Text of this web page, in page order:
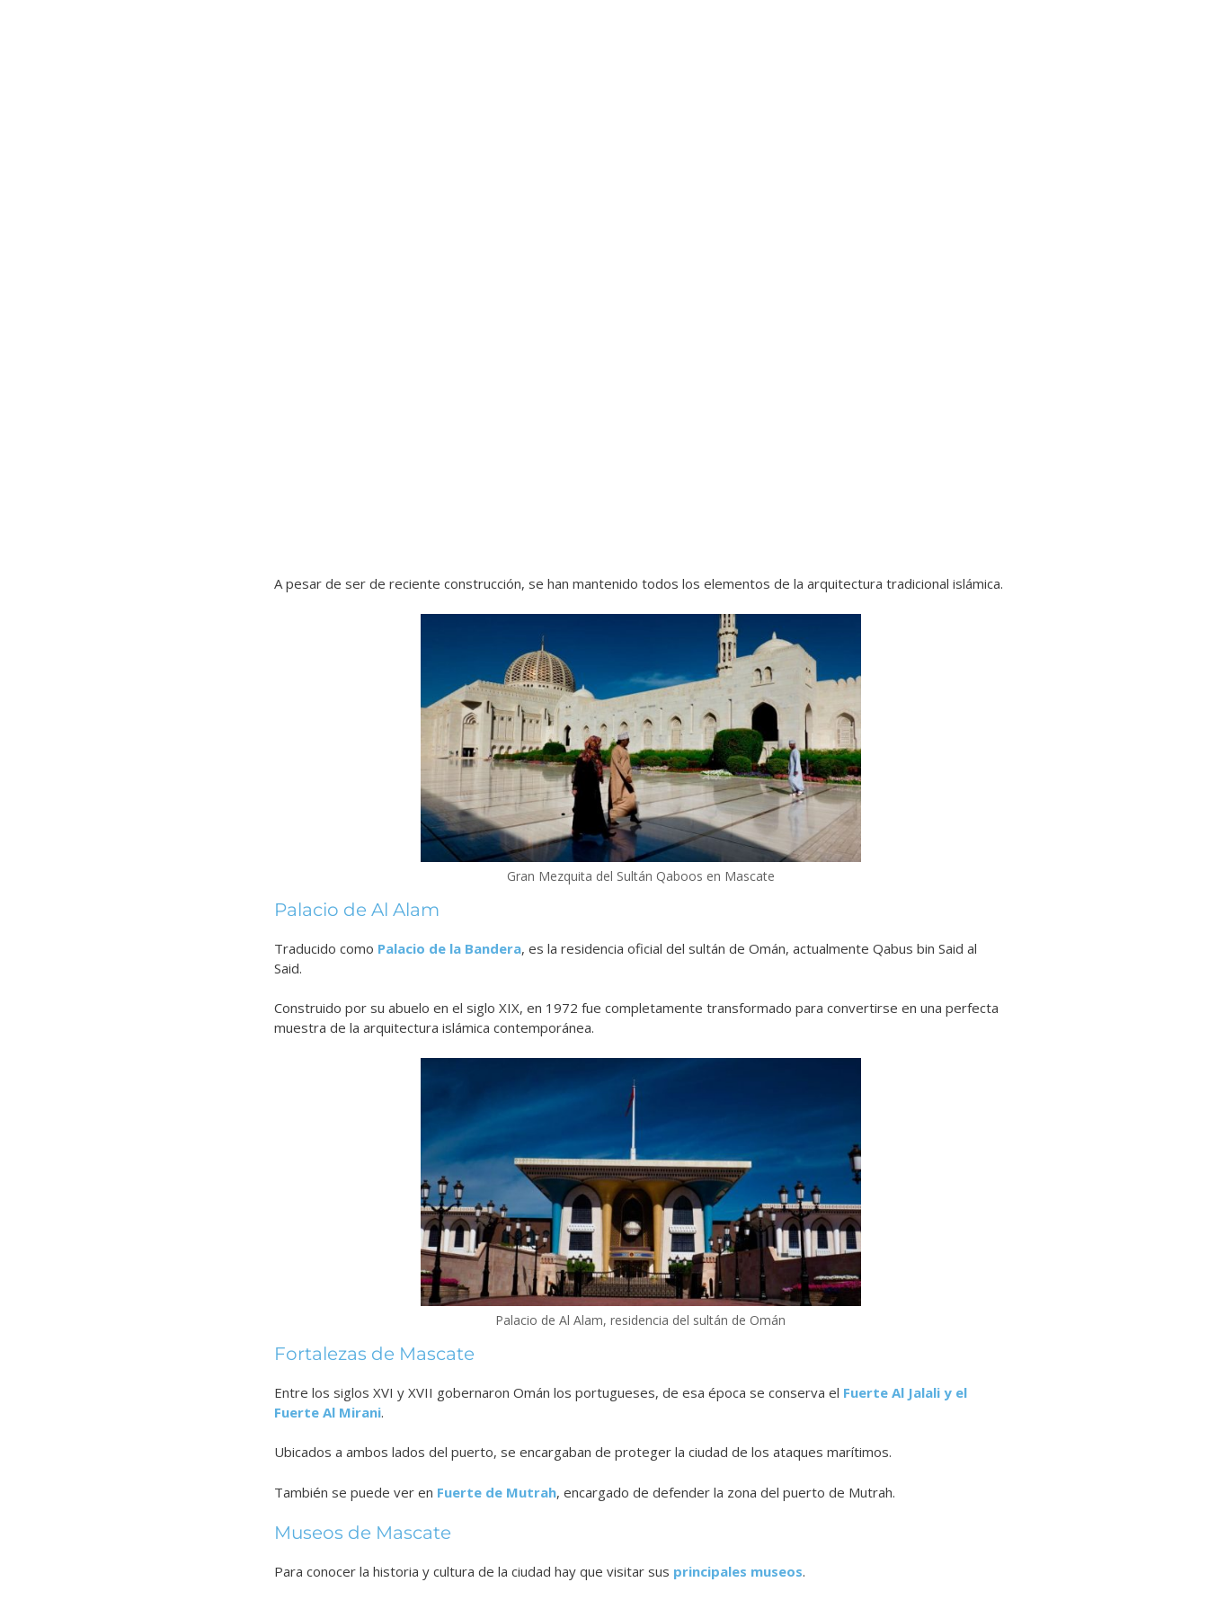
A pesar de ser de reciente construcción, se han mantenido todos los elementos de la arquitectura tradicional islámica.
Gran Mezquita del Sultán Qaboos en Mascate
Palacio de Al Alam
Traducido como Palacio de la Bandera, es la residencia oficial del sultán de Omán, actualmente Qabus bin Said al
Said.
Construido por su abuelo en el siglo XIX, en 1972 fue completamente transformado para convertirse en una perfecta
muestra de la arquitectura islámica contemporánea.
Palacio de Al Alam, residencia del sultán de Omán
Fortalezas de Mascate
Entre los siglos XVI y XVII gobernaron Omán los portugueses, de esa época se conserva el Fuerte Al Jalali y el
Fuerte Al Mirani.
Ubicados a ambos lados del puerto, se encargaban de proteger la ciudad de los ataques marítimos.
También se puede ver en Fuerte de Mutrah, encargado de defender la zona del puerto de Mutrah.
Museos de Mascate
Para conocer la historia y cultura de la ciudad hay que visitar sus principales museos.